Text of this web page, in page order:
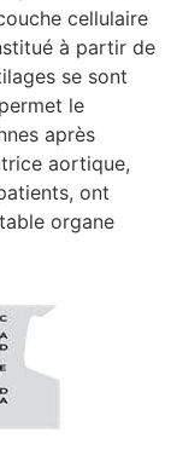
cellulaire
à partir de
se sont
le
après
aortique,
ont
organe